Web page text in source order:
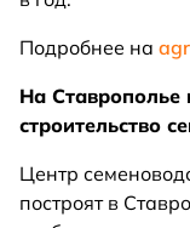
Подробнее на
На Ставрополье
строительство
Центр
построят в